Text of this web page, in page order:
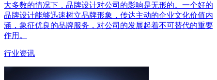
大多数的情况下，品牌设计对公司的影响是无形的。一个好的
品牌设计能够迅速树立品牌形象，传达主动的企业文化价值内
涵，象征优良的品牌服务，对公司的发展起着不可替代的重要
作用。
行业资讯